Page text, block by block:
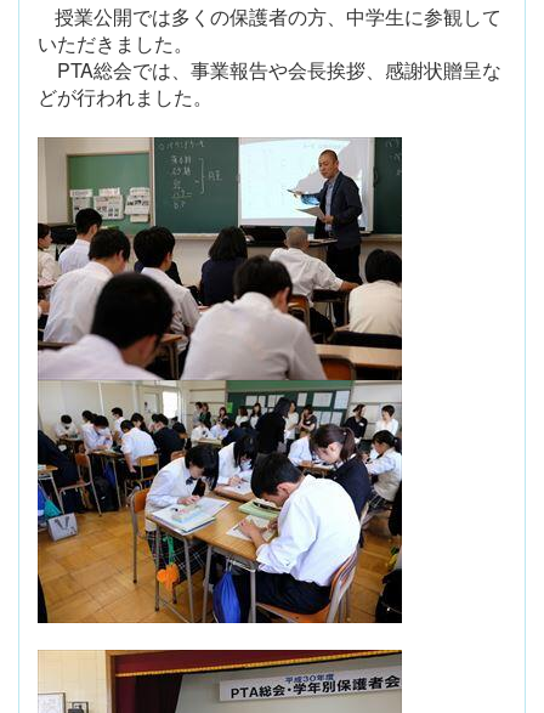
授業公開では多くの保護者の方、中学生に参観して
いただきました。
PTA総会では、事業報告や会長挨拶、感謝状贈呈な
どが行われました。